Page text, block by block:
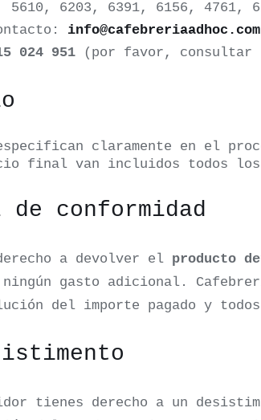
5610, 6203, 6391, 6156, 4761,
info@cafebreriaadhoc.com
024 951(por favor, consultar
claramente en el
final van incluidos todos los
conformidad
a devolver el producto
ningún gasto adicional.
del importe pagado y
tienes derecho a un